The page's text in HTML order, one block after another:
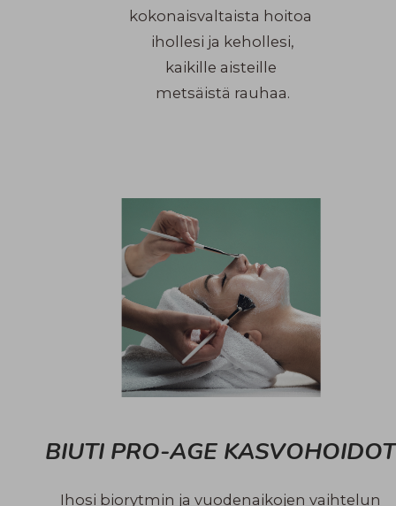
kokonaisvaltaista hoitoa
i hollesi ja kehollesi,
kaikille aisteille
metsäistä rauhaa.
BIUTI PRO-AGE KASVOHOIDOT
Ihosi biorytmin ja vuodenaikojen vaihtelun